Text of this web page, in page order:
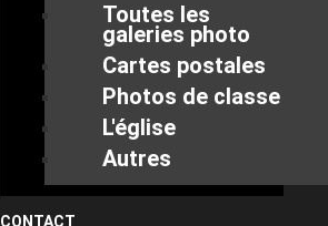
Toutes les
galeries photo
Cartes postales
Photos de classe
L'église
Autres
CONTACT